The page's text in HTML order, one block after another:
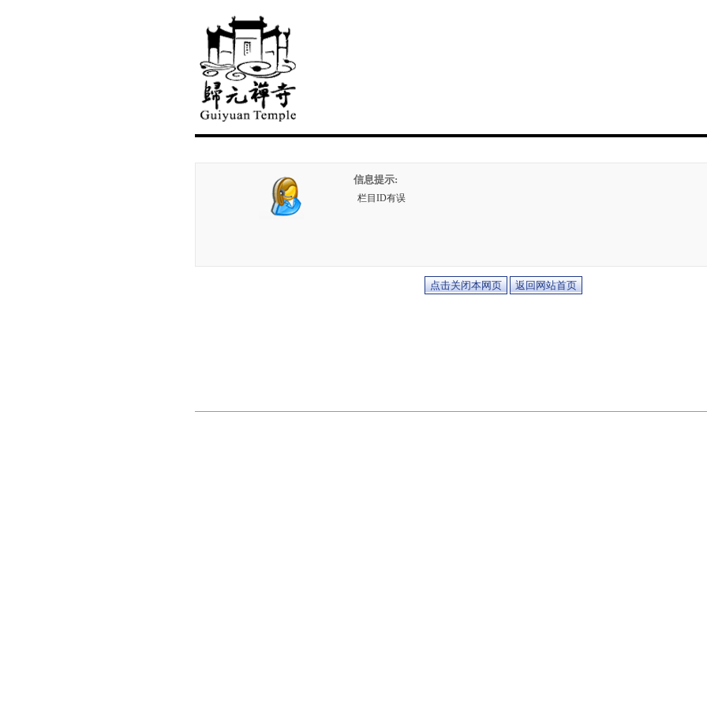
信息提示:
栏目ID有误